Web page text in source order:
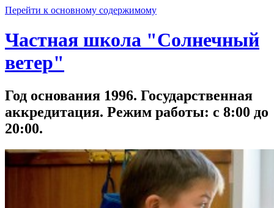
Перейти к основному содержимому
Частная школа "Солнечный
ветер"
Год основания 1996. Государственная
аккредитация. Режим работы: с 8:00 до
20:00.